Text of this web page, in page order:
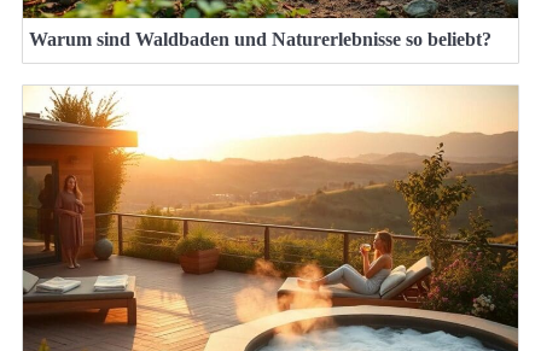
Warum sind Waldbaden und Naturerlebnisse so beliebt?